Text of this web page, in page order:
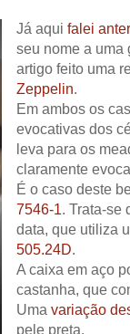
Já aqui falei
seu nome a uma
artigo feito uma
Zeppelin.
Em ambos os
evocativas dos
leva para os
claramente
É o caso deste
7546-1. Trata-se
data, que utiliza
505.24D.
A caixa em aço
castanha, que
Uma variação
pele preta.